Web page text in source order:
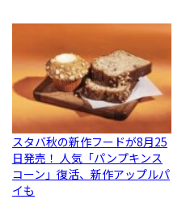
スタバ秋の新作フードが8月25
日発売！ 人気「パンプキンス
コーン」復活、新作アップルパ
イも